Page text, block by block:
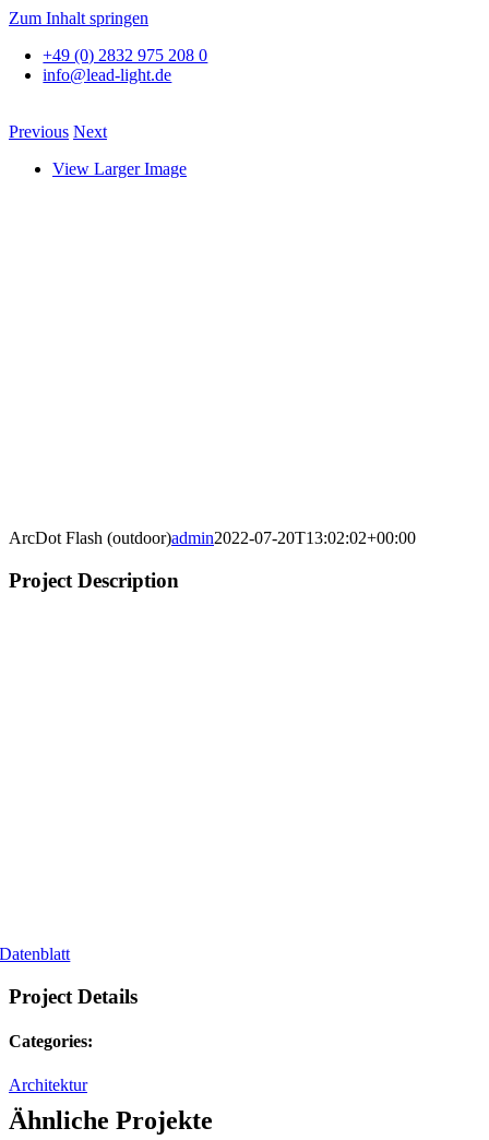
Zum Inhalt springen
+49 (0) 2832 975 208 0
info@lead-light.de
Previous Next
View Larger Image
ArcDot Flash (outdoor)admin2022-07-20T13:02:02+00:00
Project Description
Datenblatt
Project Details
Categories:
Architektur
Ähnliche Projekte